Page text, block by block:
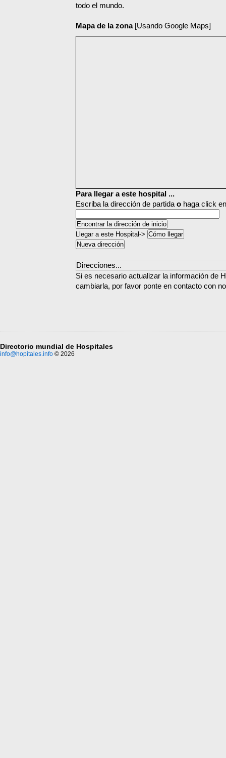
todo el mundo.
Mapa de la zona[Usando Google Maps]
Para llegar a este hospital ...
Escriba la dirección de partida o haga click
Llegar a este Hospital->
Direcciones...
Si es necesario actualizar la información de
cambiarla, por favor ponte en contacto con
Directorio mundial de Hospitales
info@hopitales.info © 2026